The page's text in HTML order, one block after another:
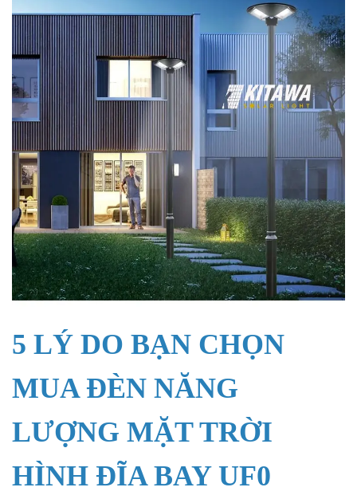
5 LÝ DO BẠN CHỌN
MUA ĐÈN NĂNG
LƯỢNG MẶT TRỜI
HÌNH ĐĨA BAY UF0